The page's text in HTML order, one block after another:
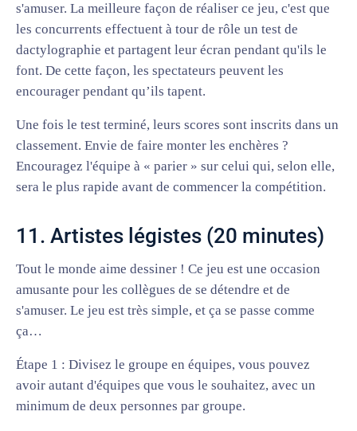
s'amuser. La meilleure façon de réaliser ce jeu, c'est que
les concurrents effectuent à tour de rôle un test de
dactylographie et partagent leur écran pendant qu'ils le
font. De cette façon, les spectateurs peuvent les
encourager pendant qu’ils tapent.
Une fois le test terminé, leurs scores sont inscrits dans un
classement. Envie de faire monter les enchères ?
Encouragez l'équipe à « parier » sur celui qui, selon elle,
sera le plus rapide avant de commencer la compétition.
11. Artistes légistes (20 minutes)
Tout le monde aime dessiner ! Ce jeu est une occasion
amusante pour les collègues de se détendre et de
s'amuser. Le jeu est très simple, et ça se passe comme
ça…
Étape 1 : Divisez le groupe en équipes, vous pouvez
avoir autant d'équipes que vous le souhaitez, avec un
minimum de deux personnes par groupe.